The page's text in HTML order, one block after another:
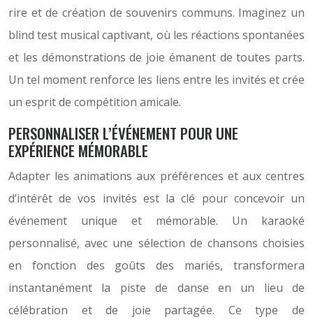
rire et de création de souvenirs communs. Imaginez un
blind test musical captivant, où les réactions spontanées
et les démonstrations de joie émanent de toutes parts.
Un tel moment renforce les liens entre les invités et crée
un esprit de compétition amicale.
PERSONNALISER L’ÉVÉNEMENT POUR UNE
EXPÉRIENCE MÉMORABLE
Adapter les animations aux préférences et aux centres
d’intérêt de vos invités est la clé pour concevoir un
événement unique et mémorable. Un karaoké
personnalisé, avec une sélection de chansons choisies
en fonction des goûts des mariés, transformera
instantanément la piste de danse en un lieu de
célébration et de joie partagée. Ce type de